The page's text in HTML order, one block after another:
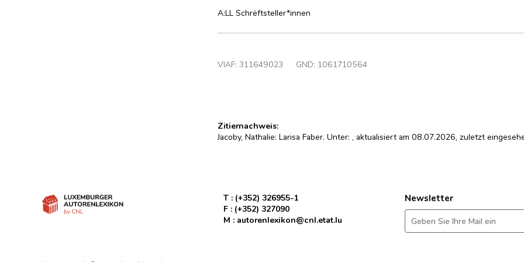
A:LL Schrëftsteller*innen
VIAF: 311649023 GND: 1061710564
Zitiernachweis:
Jacoby, Nathalie: Larisa Faber. Unter: , aktualisiert am 08.07.2026, zuletzt
T : (+352) 326955-1
F : (+352) 327090
M : autorenlexikon@cnl.etat.lu
Newsletter